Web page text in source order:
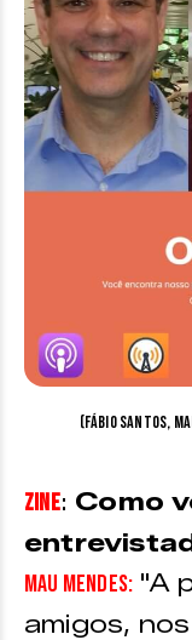
(Fábio Santos,
ZINE: Como
Mau Mendes: "A
amigos,